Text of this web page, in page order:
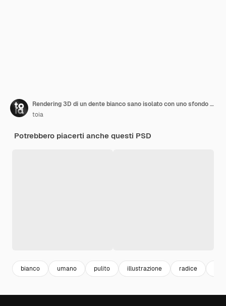
Rendering 3D di un dente bianco sano isolato con uno sfondo trasparente
toia
Potrebbero piacerti anche questi PSD
bianco umano pulito illustrazione radice